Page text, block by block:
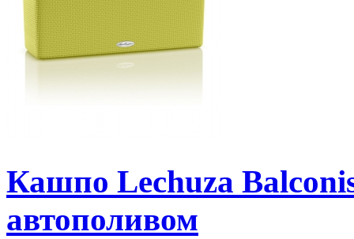
Кашпо Lechuza
автополивом